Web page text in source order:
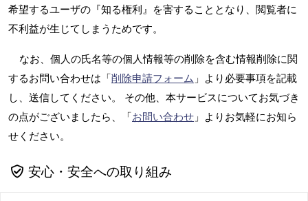
希望するユーザの『知る権利』を害することとなり、閲覧者に
不利益が生じてしまうためです。
なお、個人の氏名等の個人情報等の削除を含む情報削除に関
するお問い合わせは「削除申請フォーム 」より必要事項を記載
し、送信してください。 その他、本サービスについてお気づき
の点がございましたら、「お問い合わせ 」よりお気軽にお知ら
せください。
安心・安全への取り組み